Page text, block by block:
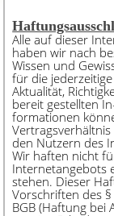
Alle auf dieser
haben wir nach
Wissen und
für die jederzeitige
Aktualität,
bereit gestellten
formationen
den Nutzern des
Wir haften nicht
Internetangebots
stehen. Dieser
Vorschriften des
BGB (Haftung bei